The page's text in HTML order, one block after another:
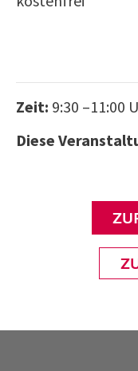
Zeit: 9:30 –11:00
Diese